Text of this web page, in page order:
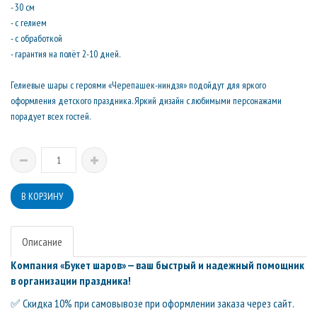
- 30 см
- с гелием
- с обработкой
- гарантия на полёт 2-10 дней.
Гелиевые шары с героями «Черепашек-ниндзя» подойдут для яркого
оформления детского праздника. Яркий дизайн с любимыми персонажами
порадует всех гостей.
Описание
Компания «Букет шаров» — ваш быстрый и надежный помощник
в организации праздника!
✅ Скидка 10% при самовывозе при оформлении заказа через сайт.